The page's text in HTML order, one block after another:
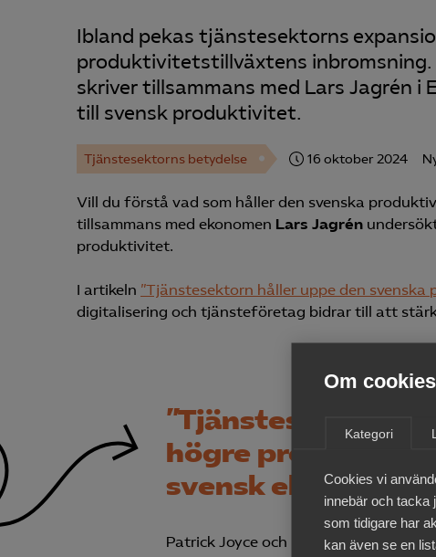
Om
Kategori
Cookies vi
innebär och tacka
som tidigare har
kan även se en
Ibland pekas tjänstesektorns
produktivitetstillväxtens inbromsning.
skriver tillsammans med Lars Jagrén
till svensk produktivitet.
Tjänstesektorns betydelse 16 oktober 2024
Vill du förstå vad som håller den svenska
tillsammans med ekonomen Lars Jagrén
produktivitet.
I artikeln ”Tjänstesektorn håller uppe den
digitalisering och tjänsteföretag bidrar till att
”Tjänstesektorn
högre
svensk ekonomi”
Patrick Joyce och Lars Jagrén